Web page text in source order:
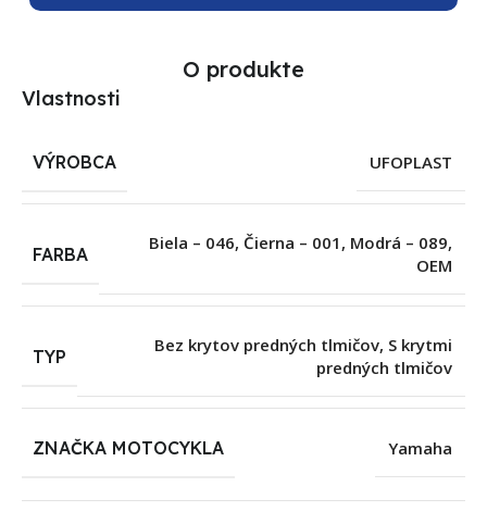
O produkte
Vlastnosti
VÝROBCA UFOPLAST
FARBA
Biela – 046, Čierna – 001 , Modrá – 089,
OEM
TYP
Bez krytov predných tlmičov, S krytmi
predných tlmičov
ZNAČKA MOTOCYKLA Yamaha